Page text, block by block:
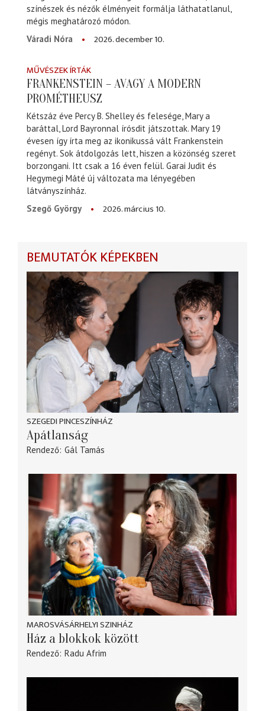
színészek és nézők élményeit formálja láthatatlanul,
mégis meghatározó módon.
Váradi Nóra
2026. december 10.
MŰVÉSZEK ÍRTÁK
FRANKENSTEIN – AVAGY A MODERN
PROMÉTHEUSZ
Kétszáz éve Percy B. Shelley és felesége, Mary a
baráttal, Lord Bayronnal írósdit játszottak. Mary 19
évesen így írta meg az ikonikussá vált Frankenstein
regényt. Sok átdolgozás lett, hiszen a közönség szeret
borzongani. Itt csak a 16 éven felül. Garai Judit és
Hegymegi Máté új változata ma lényegében
látványszínház.
Szegő György
2026. március 10.
BEMUTATÓK KÉPEKBEN
SZEGEDI PINCESZÍNHÁZ
Apátlanság
Rendező Gál Tamás
MAROSVÁSÁRHELYI SZINHÁZ
Ház a blokkok között
Rendező Radu Afrim